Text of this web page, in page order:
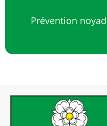
Prévention